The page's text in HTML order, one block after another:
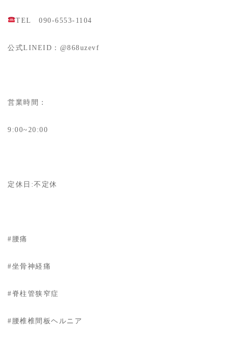
TEL 090-6553-1104
公式LINEID：@868uzevf
営業時間：
9:00~20:00
定休日:不定休
#腰痛
#坐骨神経痛
#脊柱管狭窄症
#腰椎椎間板ヘルニア